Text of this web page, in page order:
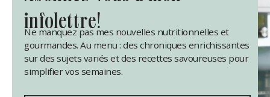
infolettre!
Ne manquez pas mes nouvelles nutritionnelles et
gourmandes. Au menu : des chroniques enrichissantes
sur des sujets variés et des recettes savoureuses pour
simplifier vos semaines.